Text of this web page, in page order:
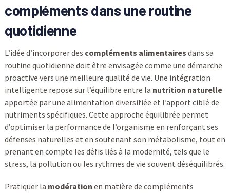
compléments dans une routine
quotidienne
L’idée d’incorporer des compléments alimentaires dans sa
routine quotidienne doit être envisagée comme une démarche
proactive vers une meilleure qualité de vie. Une intégration
intelligente repose sur l’équilibre entre la nutrition naturelle
apportée par une alimentation diversifiée et l’apport ciblé de
nutriments spécifiques. Cette approche équilibrée permet
d’optimiser la performance de l’organisme en renforçant ses
défenses naturelles et en soutenant son métabolisme, tout en
prenant en compte les défis liés à la modernité, tels que le
stress, la pollution ou les rythmes de vie souvent déséquilibrés.
Pratiquer la modération en matière de compléments